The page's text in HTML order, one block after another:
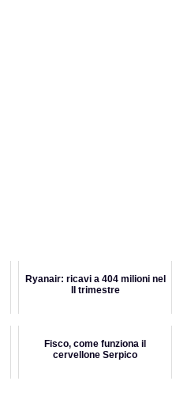
Ryanair: ricavi a 404 milioni nel
II trimestre
Fisco, come funziona il
cervellone Serpico